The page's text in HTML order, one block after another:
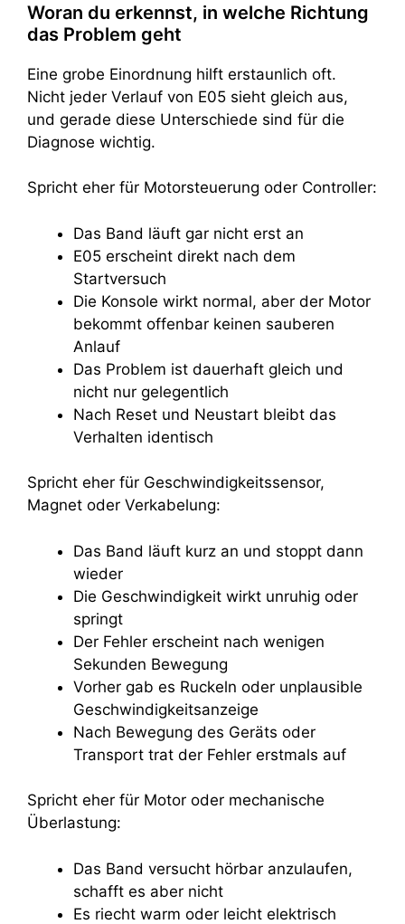
Woran du erkennst, in welche Richtung
das Problem geht
Eine grobe Einordnung hilft erstaunlich oft.
Nicht jeder Verlauf von E05 sieht gleich aus,
und gerade diese Unterschiede sind für die
Diagnose wichtig.
Spricht eher für Motorsteuerung oder Controller:
Das Band läuft gar nicht erst an
E05 erscheint direkt nach dem
Startversuch
Die Konsole wirkt normal, aber der Motor
bekommt offenbar keinen sauberen
Anlauf
Das Problem ist dauerhaft gleich und
nicht nur gelegentlich
Nach Reset und Neustart bleibt das
Verhalten identisch
Spricht eher für Geschwindigkeitssensor,
Magnet oder Verkabelung:
Das Band läuft kurz an und stoppt dann
wieder
Die Geschwindigkeit wirkt unruhig oder
springt
Der Fehler erscheint nach wenigen
Sekunden Bewegung
Vorher gab es Ruckeln oder unplausible
Geschwindigkeitsanzeige
Nach Bewegung des Geräts oder
Transport trat der Fehler erstmals auf
Spricht eher für Motor oder mechanische
Überlastung:
Das Band versucht hörbar anzulaufen,
schafft es aber nicht
Es riecht warm oder leicht elektrisch